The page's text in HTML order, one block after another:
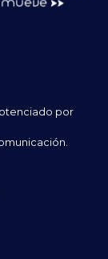
por